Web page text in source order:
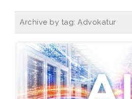
Archive by tag: Advokatur